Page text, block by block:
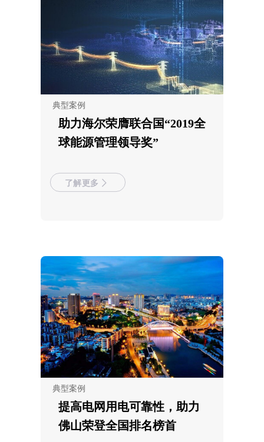
典型案例
助力海尔荣膺联合国“2019全
球能源管理领导奖”
了解更多
典型案例
提高电网用电可靠性，助力
佛山荣登全国排名榜首